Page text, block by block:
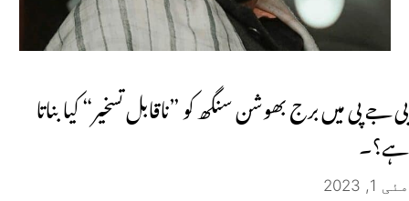
بی جے پی میں برج بھوشن سنگھ کو ”ناقابل تسخیر“ کیابناتا
ہے؟۔
مئی 1, 2023